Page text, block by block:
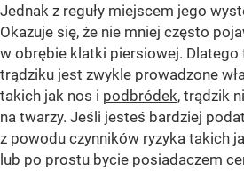
Jednak z reguły miejscem jego
Okazuje się, że nie mniej często
w obrębie klatki piersiowej. Dlatego
trądziku jest zwykle prowadzone
takich jak nos i podbródek, trądzik
na twarzy. Jeśli jesteś bardziej
z powodu czynników ryzyka takich
lub po prostu bycie posiadaczem